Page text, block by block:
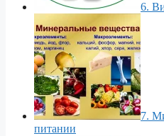
6.
7.
питании